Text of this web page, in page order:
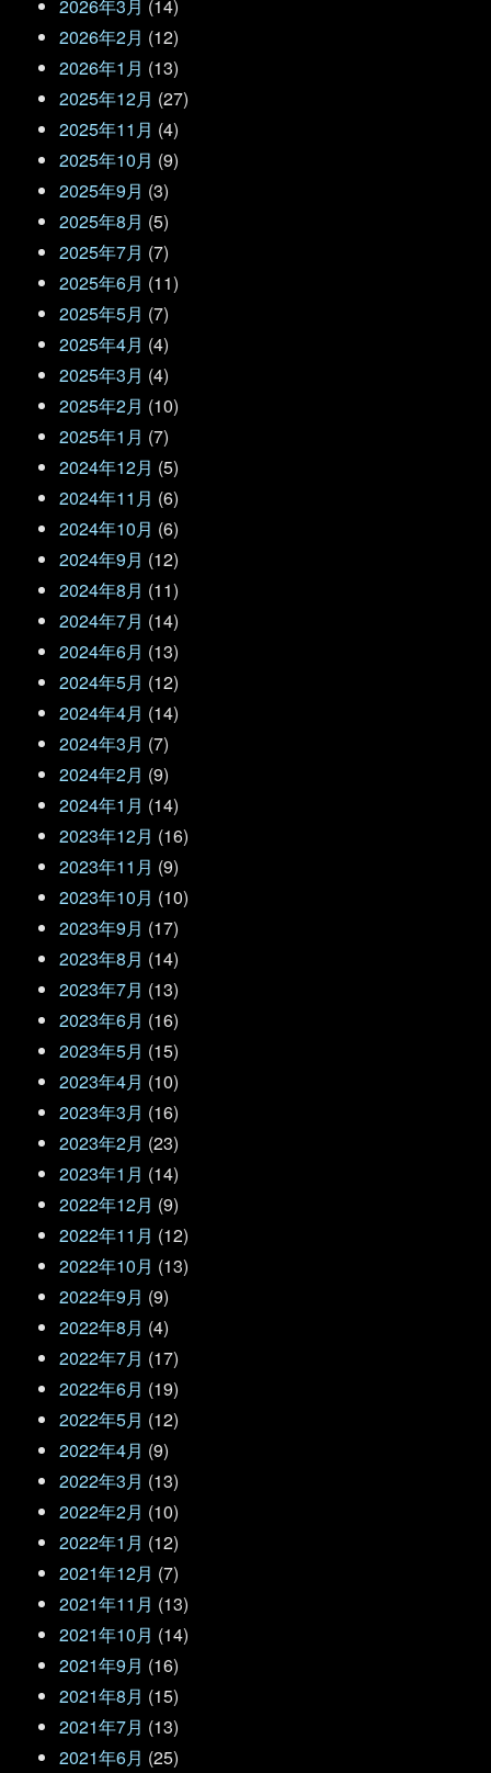
2026年3月 (14)
2026年2月 (12)
2026年1月 (13)
2025年12月 (27)
2025年11月 (4)
2025年10月 (9)
2025年9月 (3)
2025年8月 (5)
2025年7月 (7)
2025年6月 (11)
2025年5月 (7)
2025年4月 (4)
2025年3月 (4)
2025年2月 (10)
2025年1月 (7)
2024年12月 (5)
2024年11月 (6)
2024年10月 (6)
2024年9月 (12)
2024年8月 (11)
2024年7月 (14)
2024年6月 (13)
2024年5月 (12)
2024年4月 (14)
2024年3月 (7)
2024年2月 (9)
2024年1月 (14)
2023年12月 (16)
2023年11月 (9)
2023年10月 (10)
2023年9月 (17)
2023年8月 (14)
2023年7月 (13)
2023年6月 (16)
2023年5月 (15)
2023年4月 (10)
2023年3月 (16)
2023年2月 (23)
2023年1月 (14)
2022年12月 (9)
2022年11月 (12)
2022年10月 (13)
2022年9月 (9)
2022年8月 (4)
2022年7月 (17)
2022年6月 (19)
2022年5月 (12)
2022年4月 (9)
2022年3月 (13)
2022年2月 (10)
2022年1月 (12)
2021年12月 (7)
2021年11月 (13)
2021年10月 (14)
2021年9月 (16)
2021年8月 (15)
2021年7月 (13)
2021年6月 (25)